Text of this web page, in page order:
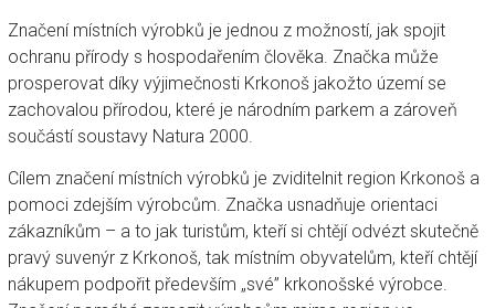
Značení místních výrobků je jednou z možností, jak spojit
ochranu přírody s hospodařením člověka. Značka může
prosperovat díky výjimečnosti Krkonoš jakožto území se
zachovalou přírodou, které je národním parkem a zároveň
součástí soustavy Natura 2000.
Cílem značení místních výrobků je zviditelnit region Krkonoš a
pomoci zdejším výrobcům. Značka usnadňuje orientaci
zákazníkům – a to jak turistům, kteří si chtějí odvézt skutečně
pravý suvenýr z Krkonoš, tak místním obyvatelům, kteří chtějí
nákupem podpořit především „své” krkonošské výrobce.